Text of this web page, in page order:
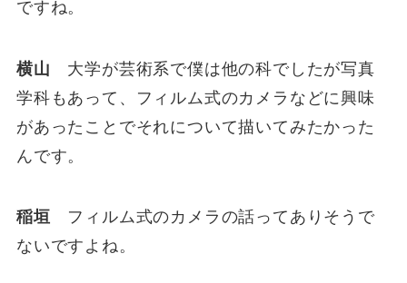
ですね。
横山 大学が芸術系で僕は他の科でしたが写真
学科もあって、フィルム式のカメラなどに興味
があったことでそれについて描いてみたかった
んです。
稲垣 フィルム式のカメラの話ってありそうで
ないですよね。